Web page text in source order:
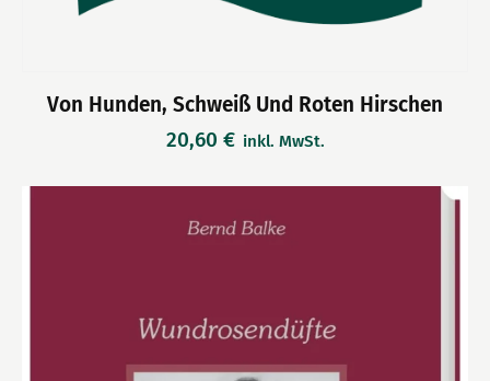
Von Hunden, Schweiß Und Roten Hirschen
20,60 € inkl. MwSt.